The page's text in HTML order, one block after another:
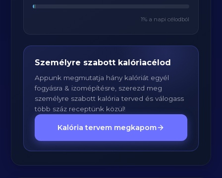
1% a napi célodból
Személyre szabott kalóriacélod
Appunk megmutatja hány kalóriát egyél
fogyásra & izomépítésre, szerezd meg
személyre szabott kalória terved és válogass
több száz receptünk közül!
Kalória tervem megkapom